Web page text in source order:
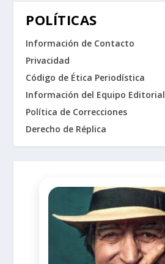
POLÍTICAS
Información de Contacto
Privacidad
Código de Ética Periodística
Información del Equipo Editorial
Política de Correcciones
Derecho de Réplica